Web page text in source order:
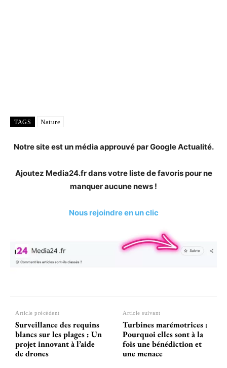
TAGS Nature
Notre site est un média approuvé par Google Actualité.
Ajoutez Media24.fr dans votre liste de favoris pour ne
manquer aucune news !
Nous rejoindre en un clic
Article précédent
Surveillance des requins
blancs sur les plages : Un
projet innovant à l’aide
de drones
Article suivant
Turbines marémotrices :
Pourquoi elles sont à la
fois une bénédiction et
une menace